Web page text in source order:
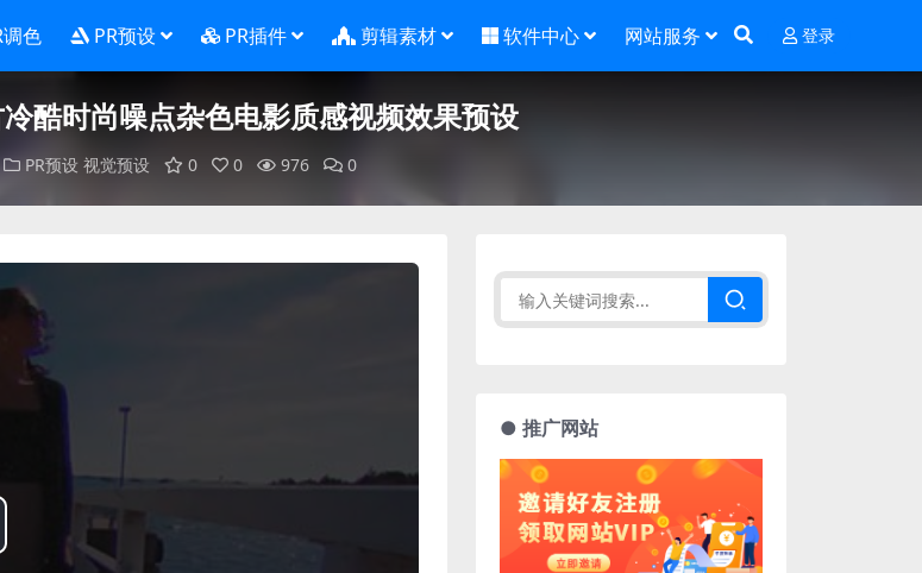
调色 PR预设 PR插件 剪辑素材 软件中心 网站服务 登录
酷时尚噪点杂色电影质感视频效果预设
PR预设 视觉预设 0 0 976 0
● 推广网站